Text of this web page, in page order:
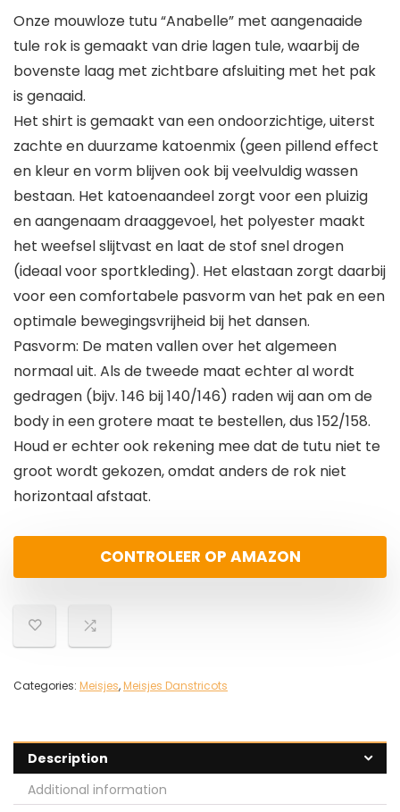
Onze mouwloze tutu “Anabelle” met aangenaaide
tule rok is gemaakt van drie lagen tule, waarbij de
bovenste laag met zichtbare afsluiting met het pak
is genaaid.
Het shirt is gemaakt van een ondoorzichtige, uiterst
zachte en duurzame katoenmix (geen pillend effect
en kleur en vorm blijven ook bij veelvuldig wassen
bestaan. Het katoenaandeel zorgt voor een pluizig
en aangenaam draaggevoel, het polyester maakt
het weefsel slijtvast en laat de stof snel drogen
(ideaal voor sportkleding). Het elastaan zorgt daarbij
voor een comfortabele pasvorm van het pak en een
optimale bewegingsvrijheid bij het dansen.
Pasvorm: De maten vallen over het algemeen
normaal uit. Als de tweede maat echter al wordt
gedragen (bijv. 146 bij 140/146) raden wij aan om de
body in een grotere maat te bestellen, dus 152/158.
Houd er echter ook rekening mee dat de tutu niet te
groot wordt gekozen, omdat anders de rok niet
horizontaal afstaat.
CONTROLEER OP AMAZON
Categories: Meisjes,Meisjes Danstricots
Description
Additional information